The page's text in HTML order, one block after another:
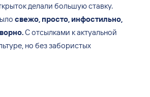
делали большую ставку.
свежо, просто, инфостильно,
Сотсылками кактуальной
но без забористых